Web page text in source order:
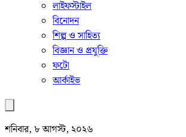
লাইফস্টাইল
বিনোদন
শিল্প ও সাহিত্য
বিজ্ঞান ও প্রযুক্তি
ফটো
আর্কাইভ
শনিবার, ৮ আগস্ট, ২০২৬